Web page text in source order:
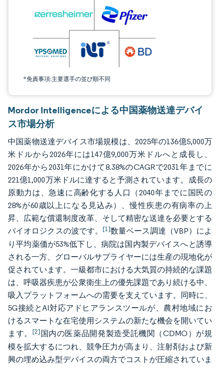
*免責事項:主要選手の並び順不同
Mordor Intelligenceによる中国薬物送達デバイ
ス市場分析
中国薬物送達デバイス市場規模は、2025年の136億5,000万
米ドルから2026年には147億9,000万米ドルへと成長し、
2026年から2031年にかけて8.38%のCAGRで2031年までに
221億1,000万米ドルに達すると予測されています。成長の
原動力は、急速に高齢化する人口（2040年までに国民の
28%が60歳以上になる見込み）、慢性疾患の有病率の上
昇、広範な償還制度改革、そして精密な送達を必要とする
バイオロジクスの波です。 [1]数量ベース調達（VBP）によ
り平均薬価が53%低下し、病院は国内製デバイスへと誘導
される一方、グローバルサプライヤーには生産の現地化が
促されています。一級都市における大気質の持続的な課題
は、呼吸器疾患が公衆衛生上の優先課題であり続ける中、
吸入プラットフォームへの需要を支えています。同時に、
5G接続とAI対応アドヒアランスツールが、農村地域にお
けるスマートな在宅使用システムの新たな機会を開いてい
ます。 [2]国内の医薬品開発製造受託機関（CDMO）が規
模を拡大するにつれ、競争圧力が高まり、注射剤および新
興の埋め込み型デバイスの両方でコストが圧縮されていま